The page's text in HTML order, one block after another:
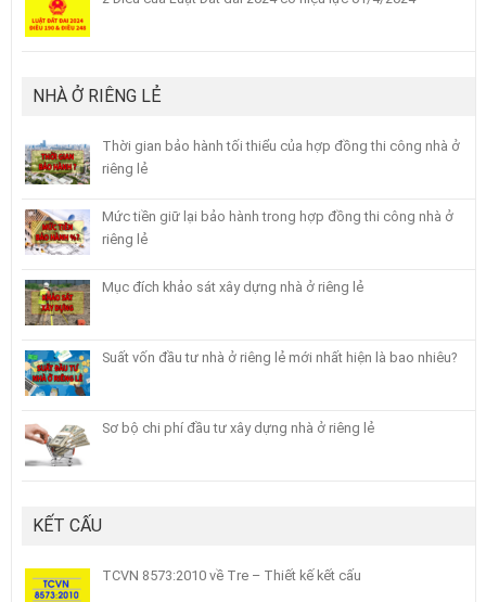
NHÀ Ở RIÊNG LẺ
Thời gian bảo hành tối thiểu của hợp đồng thi công nhà ở
riêng lẻ
Mức tiền giữ lại bảo hành trong hợp đồng thi công nhà ở
riêng lẻ
Mục đích khảo sát xây dựng nhà ở riêng lẻ
Suất vốn đầu tư nhà ở riêng lẻ mới nhất hiện là bao nhiêu?
Sơ bộ chi phí đầu tư xây dựng nhà ở riêng lẻ
KẾT CẤU
TCVN 8573:2010 về Tre – Thiết kế kết cấu